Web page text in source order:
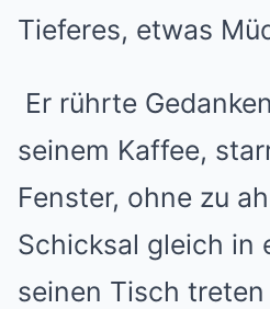
Tieferes, etwas
Er rührte
seinem Kaffee,
Fenster, ohne zu
Schicksal gleich in
seinen Tisch